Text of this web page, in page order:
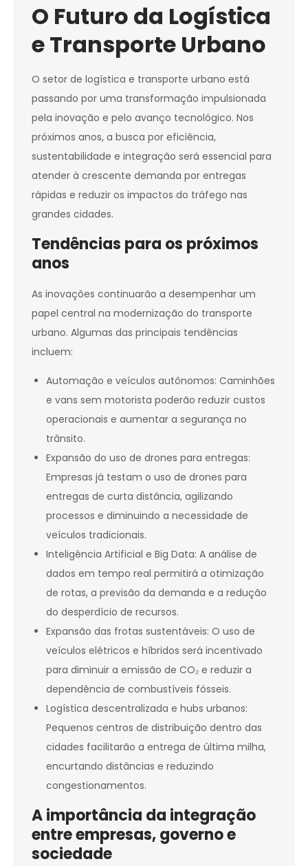
O Futuro da Logística
e Transporte Urbano
O setor de logística e transporte urbano está
passando por uma transformação impulsionada
pela inovação e pelo avanço tecnológico. Nos
próximos anos, a busca por eficiência,
sustentabilidade e integração será essencial para
atender à crescente demanda por entregas
rápidas e reduzir os impactos do tráfego nas
grandes cidades.
Tendências para os próximos
anos
As inovações continuarão a desempenhar um
papel central na modernização do transporte
urbano. Algumas das principais tendências
incluem:
Automação e veículos autônomos: Caminhões
e vans sem motorista poderão reduzir custos
operacionais e aumentar a segurança no
trânsito.
Expansão do uso de drones para entregas:
Empresas já testam o uso de drones para
entregas de curta distância, agilizando
processos e diminuindo a necessidade de
veículos tradicionais.
Inteligência Artificial e Big Data: A análise de
dados em tempo real permitirá a otimização
de rotas, a previsão da demanda e a redução
do desperdício de recursos.
Expansão das frotas sustentáveis: O uso de
veículos elétricos e híbridos será incentivado
para diminuir a emissão de CO₂ e reduzir a
dependência de combustíveis fósseis.
Logística descentralizada e hubs urbanos:
Pequenos centros de distribuição dentro das
cidades facilitarão a entrega de última milha,
encurtando distâncias e reduzindo
congestionamentos.
A importância da integração
entre empresas, governo e
sociedade